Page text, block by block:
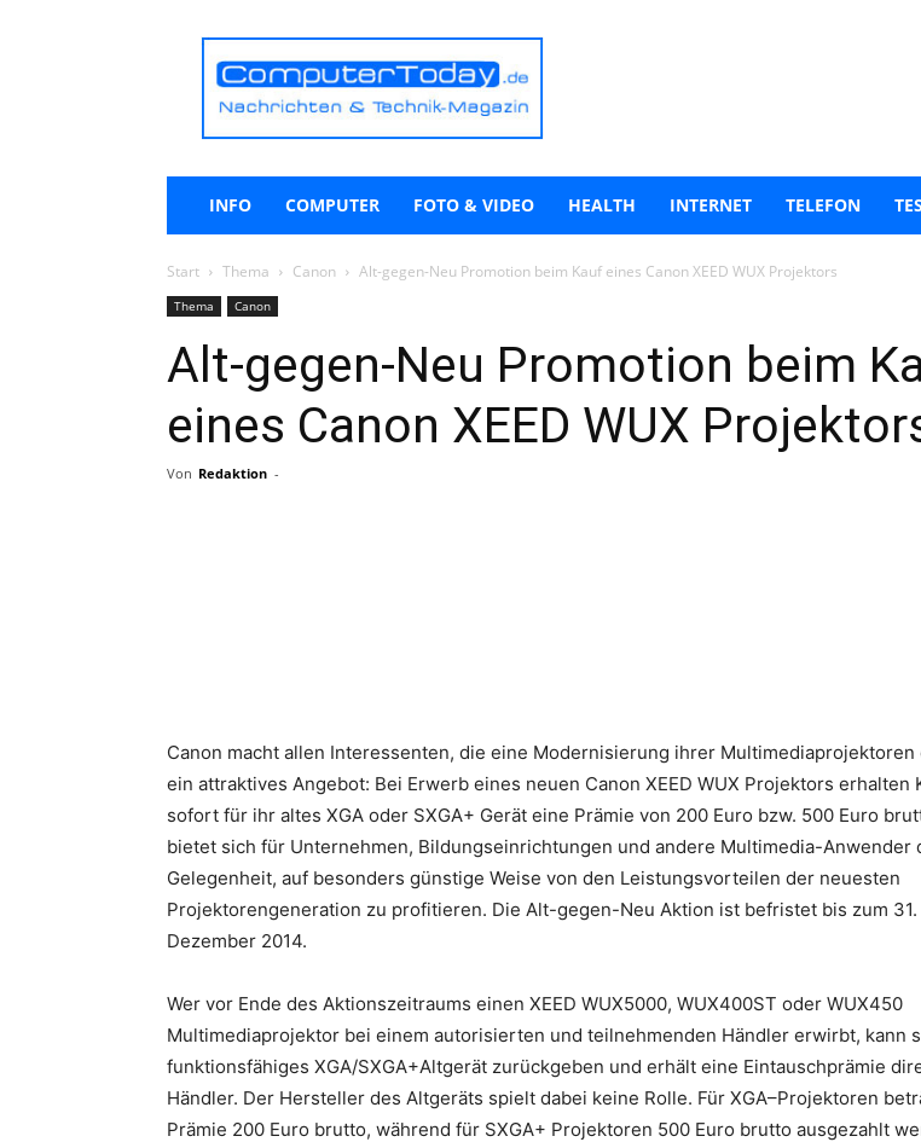
ComputerToday.de
INFO COMPUTER FOTO & VIDEO HEALTH INTERNET TELEFON
Start Thema Canon Alt-gegen-Neu Promotion beim Kauf eines Canon XEED WUX Projektors
Thema Canon
Alt-gegen-Neu Promotion beim
eines Canon XEED WUX
Von Redaktion -
Canon macht allen Interessenten, die eine Modernisierung ihrer Multimediaprojektoren
ein attraktives Angebot: Bei Erwerb eines neuen Canon XEED WUX Projektors erhalten
sofort für ihr altes XGA oder SXGA+ Gerät eine Prämie von 200 Euro bzw. 500 Euro
bietet sich für Unternehmen, Bildungseinrichtungen und andere Multimedia-Anwender
Gelegenheit, auf besonders günstige Weise von den Leistungsvorteilen der neuesten
Projektorengeneration zu profitieren. Die Alt-gegen-Neu Aktion ist befristet bis zum 31.
Dezember 2014.
Wer vor Ende des Aktionszeitraums einen XEED WUX5000, WUX400ST oder WUX450
Multimediaprojektor bei einem autorisierten und teilnehmenden Händler erwirbt, kann
funktionsfähiges XGA/SXGA+Altgerät zurückgeben und erhält eine Eintauschprämie
Händler. Der Hersteller des Altgeräts spielt dabei keine Rolle. Für XGA–Projektoren
Prämie 200 Euro brutto, während für SXGA+ Projektoren 500 Euro brutto ausgezahlt